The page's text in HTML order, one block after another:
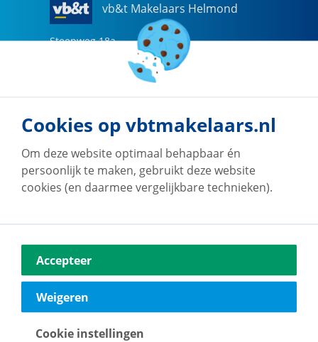
vb&t Makelaars Helmond
Steenweg 18a
helmond@vbtmakelaars.nl
Naar vestiging
Vestdijk 180
5611 CZ Eindhoven
040-2696949
Cookies op vbtmakelaars.nl
Om deze website optimaal behapbaar én
persoonlijk te maken, gebruikt deze website
cookies (en daarmee vergelijkbare technieken).
Accepteer
Weigeren
Cookie instellingen